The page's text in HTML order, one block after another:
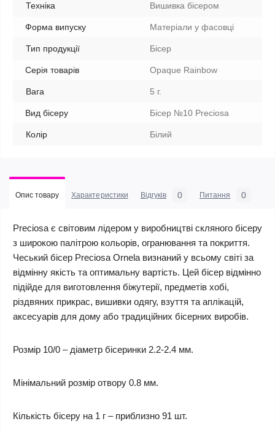
Техніка Вишивка бісером
Форма випуску Матеріали у фасовці
Тип продукції Бісер
Серія товарів Opaque Rainbow
Вага 5 г.
Вид бісеру Бісер №10 Preciosa
Колір Білий
Опис товару Характеристики Відгуків 0 Питання 0
Preciosa є світовим лідером у виробництві скляного бісеру
з широкою палітрою кольорів, огранювання та покриття.
Чеський бісер Preciosa Ornela визнаний у всьому світі за
відмінну якість та оптимальну вартість. Цей бісер відмінно
підійде для виготовлення біжутерії, предметів хобі,
різдвяних прикрас, вишивки одягу, взуття та аплікацій,
аксесуарів для дому або традиційних бісерних виробів.
Розмір 10/0 – діаметр бісеринки 2.2-2.4 мм.
Мінімальний розмір отвору 0.8 мм.
Кількість бісеру на 1 г – приблизно 91 шт.